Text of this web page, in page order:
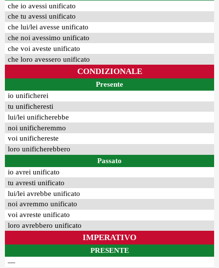
che io avessi unificato
che tu avessi unificato
che lui/lei avesse unificato
che noi avessimo unificato
che voi aveste unificato
che loro avessero unificato
CONDIZIONALE
Presente
io unificherei
tu unificheresti
lui/lei unificherebbe
noi unificheremmo
voi unifichereste
loro unificherebbero
Passato
io avrei unificato
tu avresti unificato
lui/lei avrebbe unificato
noi avremmo unificato
voi avreste unificato
loro avrebbero unificato
IMPERATIVO
PRESENTE
—